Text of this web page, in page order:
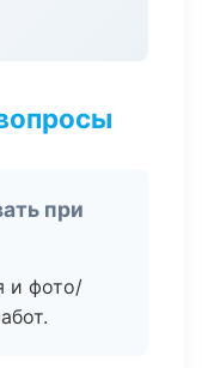
при
и фото/